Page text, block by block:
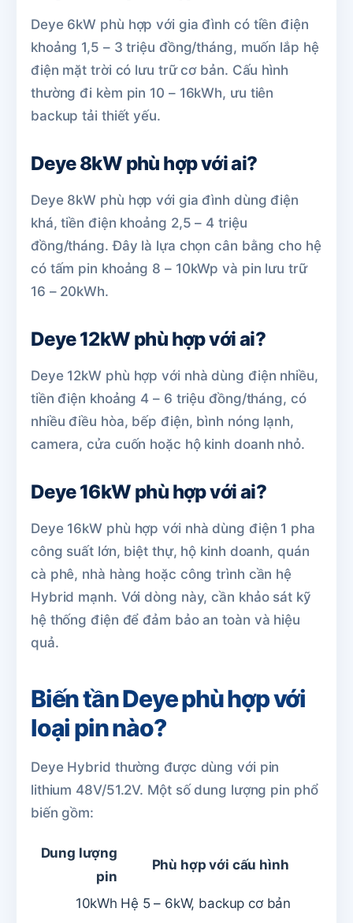
Deye 6kW phù hợp với gia đình có tiền điện
khoảng 1,5 – 3 triệu đồng/tháng, muốn lắp hệ
điện mặt trời có lưu trữ cơ bản. Cấu hình
thường đi kèm pin 10 – 16kWh, ưu tiên
backup tải thiết yếu.
Deye 8kW phù hợp với ai?
Deye 8kW phù hợp với gia đình dùng điện
khá, tiền điện khoảng 2,5 – 4 triệu
đồng/tháng. Đây là lựa chọn cân bằng cho hệ
có tấm pin khoảng 8 – 10kWp và pin lưu trữ
16 – 20kWh.
Deye 12kW phù hợp với ai?
Deye 12kW phù hợp với nhà dùng điện nhiều,
tiền điện khoảng 4 – 6 triệu đồng/tháng, có
nhiều điều hòa, bếp điện, bình nóng lạnh,
camera, cửa cuốn hoặc hộ kinh doanh nhỏ.
Deye 16kW phù hợp với ai?
Deye 16kW phù hợp với nhà dùng điện 1 pha
công suất lớn, biệt thự, hộ kinh doanh, quán
cà phê, nhà hàng hoặc công trình cần hệ
Hybrid mạnh. Với dòng này, cần khảo sát kỹ
hệ thống điện để đảm bảo an toàn và hiệu
quả.
Biến tần Deye phù hợp với
loại pin nào?
Deye Hybrid thường được dùng với pin
lithium 48V/51.2V. Một số dung lượng pin phổ
biến gồm:
Dung lượng
pin
Phù hợp với cấu hình
10kWh Hệ 5 – 6kW, backup cơ bản